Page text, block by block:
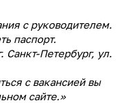
с руководителем.
паспорт.
Санкт-Петербург, ул.
с вакансией вы
сайтe.»